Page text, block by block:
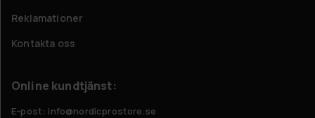
Reklamationer
Kontakta oss
Online kundtjänst:
E-post: info@nordicprostore.se